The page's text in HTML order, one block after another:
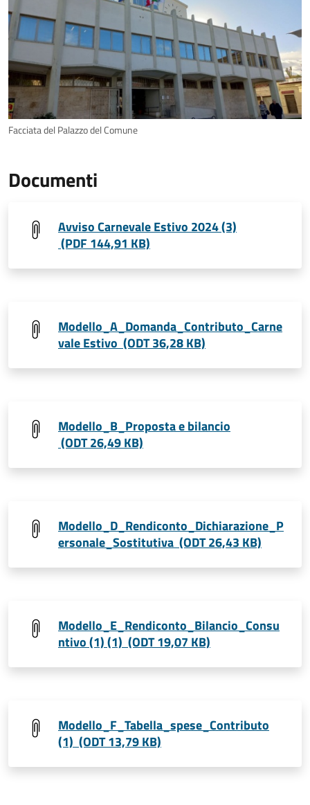
Facciata del Palazzo del Comune
Documenti
Avviso Carnevale Estivo 2024 (3)
(PDF 144,91 KB)
Modello_A_Domanda_Contributo_Carne
vale Estivo (ODT 36,28 KB)
Modello_B_Proposta e bilancio
(ODT 26,49 KB)
Modello_D_Rendiconto_Dichiarazione_P
ersonale_Sostitutiva (ODT 26,43 KB)
Modello_E_Rendiconto_Bilancio_Consu
ntivo (1) (1) (ODT 19,07 KB)
Modello_F_Tabella_spese_Contributo
(1) (ODT 13,79 KB)